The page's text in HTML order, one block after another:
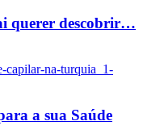
querer descobrir…
capilar-na-turquia_1-
a sua Saúde